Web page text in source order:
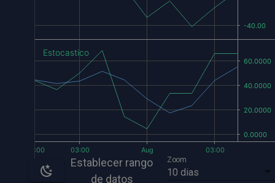
Estocastico
Establecer rango
de datos
Zoom
10 dias